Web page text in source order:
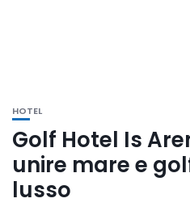
HOTEL
Golf Hotel Is
unire mare e
lusso